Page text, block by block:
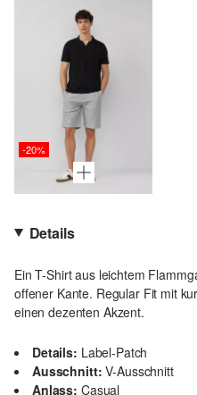
-20%
Details
Ein T-Shirt aus leichtem
offener Kante. Regular Fit mit
einen dezenten Akzent.
Details: Label-Patch
Ausschnitt: V-Ausschnitt
Anlass: Casual